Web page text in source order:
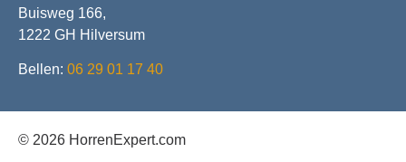
Buisweg 166,
1222 GH Hilversum
Bellen: 06 29 01 17 40
© 2026 HorrenExpert.com